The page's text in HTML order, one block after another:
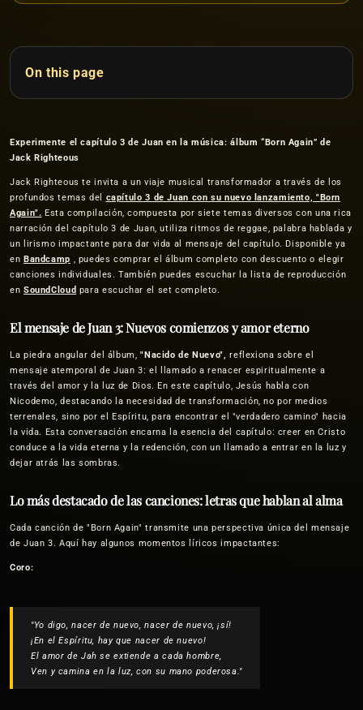
On this page
Experimente el capítulo 3 de Juan en la música: álbum “Born Again” de
Jack Righteous
Jack Righteous te invita a un viaje musical transformador a través de los
profundos temas del capítulo 3 de Juan con su nuevo lanzamiento, "Born
Again". Esta compilación, compuesta por siete temas diversos con una rica
narración del capítulo 3 de Juan, utiliza ritmos de reggae, palabra hablada y
un lirismo impactante para dar vida al mensaje del capítulo. Disponible ya
en Bandcamp , puedes comprar el álbum completo con descuento o elegir
canciones individuales. También puedes escuchar la lista de reproducción
en SoundCloud para escuchar el set completo.
El mensaje de Juan 3: Nuevos comienzos y amor eterno
La piedra angular del álbum,"Nacido de Nuevo", reflexiona sobre el
mensaje atemporal de Juan 3: el llamado a renacer espiritualmente a
través del amor y la luz de Dios. En este capítulo, Jesús habla con
Nicodemo, destacando la necesidad de transformación, no por medios
terrenales, sino por el Espíritu, para encontrar el "verdadero camino" hacia
la vida. Esta conversación encarna la esencia del capítulo: creer en Cristo
conduce a la vida eterna y la redención, con un llamado a entrar en la luz y
dejar atrás las sombras.
Lo más destacado de las canciones: letras que hablan al alma
Cada canción de "Born Again" transmite una perspectiva única del mensaje
de Juan 3. Aquí hay algunos momentos líricos impactantes:
Coro:
"Yo digo, nacer de nuevo, nacer de nuevo, ¡sí!
¡En el Espíritu, hay que nacer de nuevo!
El amor de Jah se extiende a cada hombre,
Ven y camina en la luz, con su mano poderosa."